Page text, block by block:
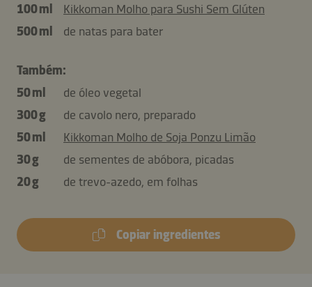
100 ml
Kikkoman Molho para Sushi Sem Glúten
500 ml
de natas para bater
Também:
50 ml
de óleo vegetal
300 g
de cavolo nero, preparado
50 ml
Kikkoman Molho de Soja Ponzu Limão
30 g
de sementes de abóbora, picadas
20 g
de trevo-azedo, em folhas
Copiar ingredientes